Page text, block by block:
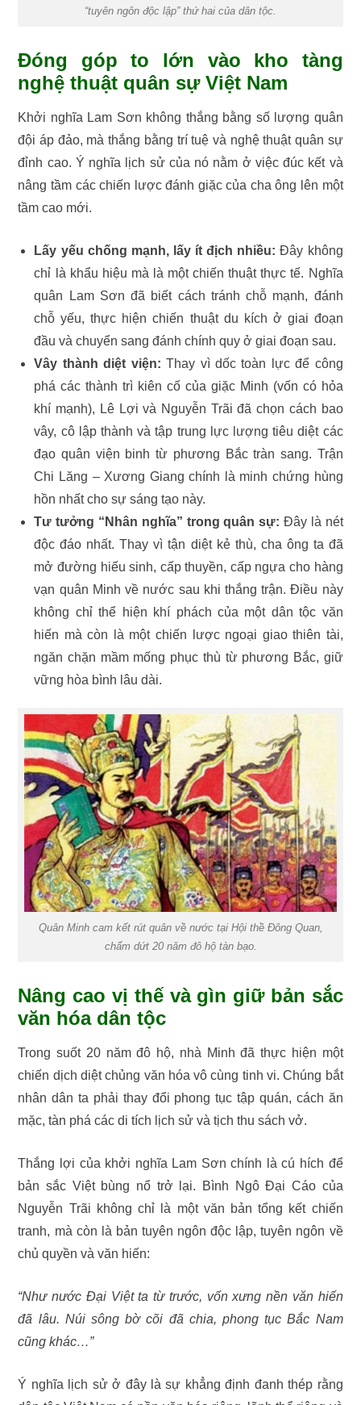
“tuyên ngôn độc lập” thứ hai của dân tộc.
Đóng góp to lớn vào kho tàng
nghệ thuật quân sự Việt Nam
Khởi nghĩa Lam Sơn không thắng bằng số lượng quân
đội áp đảo, mà thắng bằng trí tuệ và nghệ thuật quân sự
đỉnh cao. Ý nghĩa lịch sử của nó nằm ở việc đúc kết và
nâng tầm các chiến lược đánh giặc của cha ông lên một
tầm cao mới.
Lấy yếu chống mạnh, lấy ít địch nhiều: Đây không
chỉ là khẩu hiệu mà là một chiến thuật thực tế. Nghĩa
quân Lam Sơn đã biết cách tránh chỗ mạnh, đánh
chỗ yếu, thực hiện chiến thuật du kích ở giai đoạn
đầu và chuyển sang đánh chính quy ở giai đoạn sau.
Vây thành diệt viện: Thay vì dốc toàn lực để công
phá các thành trì kiên cố của giặc Minh (vốn có hỏa
khí mạnh), Lê Lợi và Nguyễn Trãi đã chọn cách bao
vây, cô lập thành và tập trung lực lượng tiêu diệt các
đạo quân viện binh từ phương Bắc tràn sang. Trận
Chi Lăng – Xương Giang chính là minh chứng hùng
hồn nhất cho sự sáng tạo này.
Tư tưởng “Nhân nghĩa” trong quân sự: Đây là nét
độc đáo nhất. Thay vì tận diệt kẻ thù, cha ông ta đã
mở đường hiếu sinh, cấp thuyền, cấp ngựa cho hàng
vạn quân Minh về nước sau khi thắng trận. Điều này
không chỉ thể hiện khí phách của một dân tộc văn
hiến mà còn là một chiến lược ngoại giao thiên tài,
ngăn chặn mầm mống phục thù từ phương Bắc, giữ
vững hòa bình lâu dài.
Quân Minh cam kết rút quân về nước tại Hội thề Đông Quan,
chấm dứt 20 năm đô hộ tàn bạo.
Nâng cao vị thế và gìn giữ bản sắc
văn hóa dân tộc
Trong suốt 20 năm đô hộ, nhà Minh đã thực hiện một
chiến dịch diệt chủng văn hóa vô cùng tinh vi. Chúng bắt
nhân dân ta phải thay đổi phong tục tập quán, cách ăn
mặc, tàn phá các di tích lịch sử và tịch thu sách vở.
Thắng lợi của khởi nghĩa Lam Sơn chính là cú hích để
bản sắc Việt bùng nổ trở lại. Bình Ngô Đại Cáo của
Nguyễn Trãi không chỉ là một văn bản tổng kết chiến
tranh, mà còn là bản tuyên ngôn độc lập, tuyên ngôn về
chủ quyền và văn hiến:
“Như nước Đại Việt ta từ trước, vốn xưng nền văn hiến
đã lâu. Núi sông bờ cõi đã chia, phong tục Bắc Nam
cũng khác…”
Ý nghĩa lịch sử ở đây là sự khẳng định đanh thép rằng